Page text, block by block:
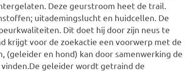
Deze geurstroom heet de trail.
uitademingslucht en huidcellen. De
Dit doet hij door zijn neus te
krijgt voor de zoekactie een voorwerp met de
(geleider en hond) kan door samenwerking de
geleider wordt getraind de